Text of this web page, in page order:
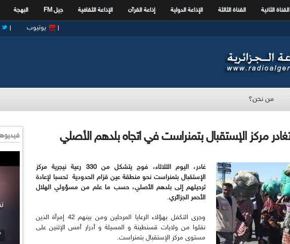
القناة الثانية القناة الثالثة الإذاعة الدولية إذاعة القرآن الإذاعة الثقافية جيل FM البهجة
يوتيوب
من نحن؟
غادر، اليوم الثلاثاء، فوج يتشكل من 330 رعية نيجرية مركز
الإستقبال بتمنراست نحو منطقة عين قزام الحدودية تحسبا لإعادة
ترحيلهم إلى بلدهم الأصلي، حسب ما علم من مسؤولي الهلال
الأحمر الجزائري.
وجرى التكفل بهؤلاء الرعايا المرحلين ومن بينهم 42 إمرأة الذين
نقلوا من ولايات قسنطينة و المسيلة و أدرار أمس الإثنين على
مستوى مركز الإستقبال بتمنراست.